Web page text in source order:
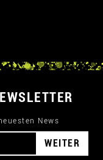
News
WEITER